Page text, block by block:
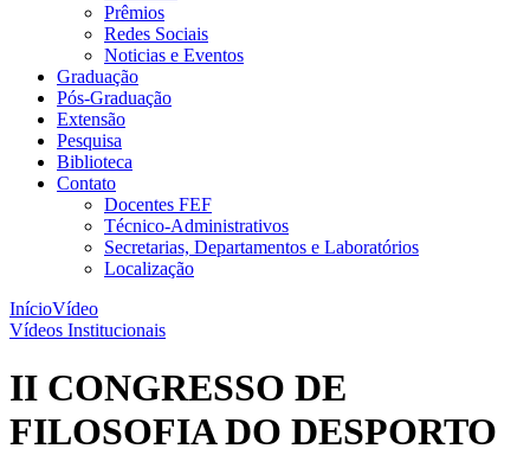
Prêmios
Redes Sociais
Noticias e Eventos
Graduação
Pós-Graduação
Extensão
Pesquisa
Biblioteca
Contato
Docentes FEF
Técnico-Administrativos
Secretarias, Departamentos e Laboratórios
Localização
InícioVídeo
Vídeos Institucionais
II CONGRESSO DE
FILOSOFIA DO DESPORTO